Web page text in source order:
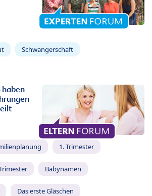
Schwangerschaft
haben
1. Trimester
Babynamen
Das erste Gläschen